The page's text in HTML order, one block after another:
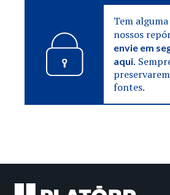
Tem
nossos
envie em
aqui.
fontes.